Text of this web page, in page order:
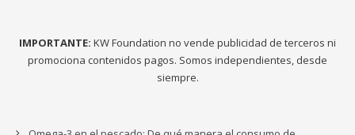
IMPORTANTE: KW Foundation no vende publicidad de terceros ni
promociona contenidos pagos. Somos independientes, desde
siempre.